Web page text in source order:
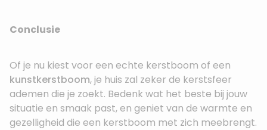
Conclusie
Of je nu kiest voor een echte kerstboom of een
kunstkerstboom, je huis zal zeker de kerstsfeer
ademen die je zoekt. Bedenk wat het beste bij jouw
situatie en smaak past, en geniet van de warmte en
gezelligheid die een kerstboom met zich meebrengt.